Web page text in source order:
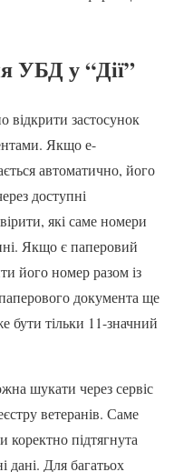
УБД у “Дії”
відкрити застосунок
Якщо е-
автоматично, його
доступні
які саме номери
Якщо є паперовий
його номер разом із
документа ще
бути тільки 11-значний
шукати через сервіс
ветеранів. Саме
коректно підтягнута
дані. Для багатьох